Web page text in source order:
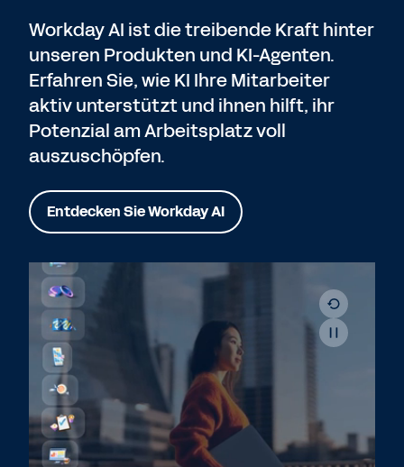
Workday AI ist die treibende Kraft hinter
unseren Produkten und KI-Agenten.
Erfahren Sie, wie KI Ihre Mitarbeiter
aktiv unterstützt und ihnen hilft, ihr
Potenzial am Arbeitsplatz voll
auszuschöpfen.
Entdecken Sie Workday AI